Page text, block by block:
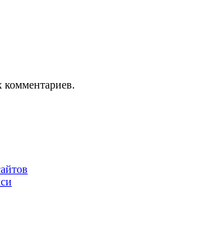
комментариев.